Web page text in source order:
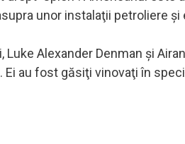
unor instalaţii petroliere şi
Luke Alexander Denman şi
au fost găsiţi vinovaţi în